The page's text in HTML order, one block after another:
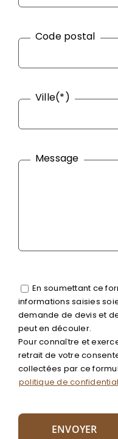
Code postal
Ville(*)
Message
En soumettant ce
informations saisies
demande de devis et
peut en découler.
Pour connaître et
retrait de votre
collectées par ce
politique de